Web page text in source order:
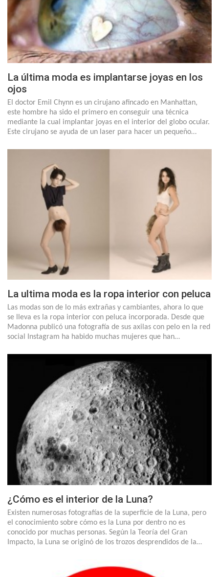
La última moda es implantarse joyas en los
ojos
El doctor Emil Chynn es un cirujano afincado en Manhattan,
este hombre ha sido el primero en conseguir una técnica
mediante la cual implantar joyas en el interior del globo ocular.
Este cirujano se ayuda de un laser para hacer un pequeño…
La ultima moda es la ropa interior con peluca
Las modas son de lo más extrañas y cambiantes, ahora lo que
se lleva es la ropa interior con peluca incorporada. Desde que
Madonna publicó una fotografía de sus axilas con pelo en la red
social Instagram ha habido muchas mujeres que han…
¿Cómo es el interior de la Luna?
Existen numerosas fotografías de la superficie de la Luna, pero
el conocimiento sobre cómo es la Luna por dentro no es
conocido por muchas personas. Según la Teoría del Gran
Impacto, la Luna se originó de los trozos desprendidos de la…